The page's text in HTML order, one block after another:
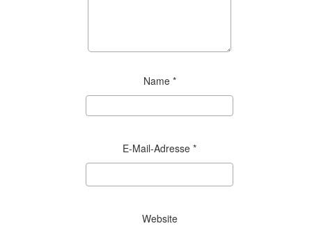
Name *
E-Mail-Adresse *
Website